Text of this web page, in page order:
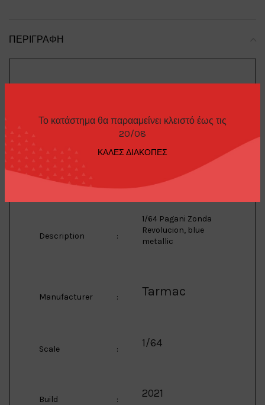
Το κατάστημα θα παρααμείνει κλειστό έως τις
20/08
ΚΑΛΕΣ ΔΙΑΚΟΠΕΣ
ΠΕΡΙΓΡΑΦΉ
Zonda
Revolucion
Description :
1/64 Pagani Zonda
Revolucion, blue
metallic
Manufacturer : Tarmac
Scale : 1/64
Build : 2021